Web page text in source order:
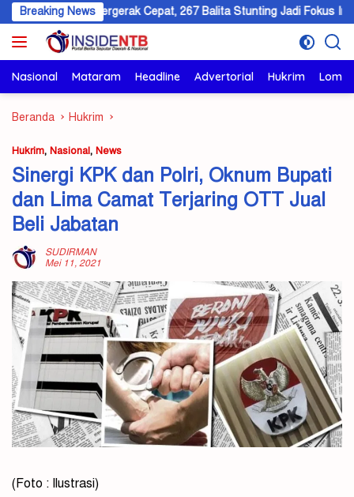
Langsung
ke
konten
Breaking News
Bergerak Cepat, 267 Balita Stunting Jadi Fokus Intervensi
Nasional Mataram Headline Advertorial Hukrim
Beranda Hukrim
Hukrim, Nasional, News
Sinergi KPK dan Polri, Oknum Bupati
dan Lima Camat Terjaring OTT Jual
Beli Jabatan
SUDIRMAN
Mei 11, 2021
(Foto : Ilustrasi)